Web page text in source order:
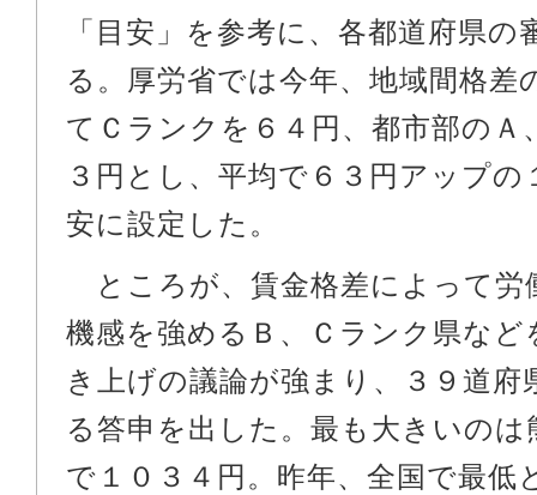
「目安」を参考に、各都道府県の
る。厚労省では今年、地域間格差
てＣランクを６４円、都市部のＡ
３円とし、平均で６３円アップの
安に設定した。
ところが、賃金格差によって労
機感を強めるＢ、Ｃランク県など
き上げの議論が強まり、３９道府
る答申を出した。最も大きいのは
で１０３４円。昨年、全国で最低